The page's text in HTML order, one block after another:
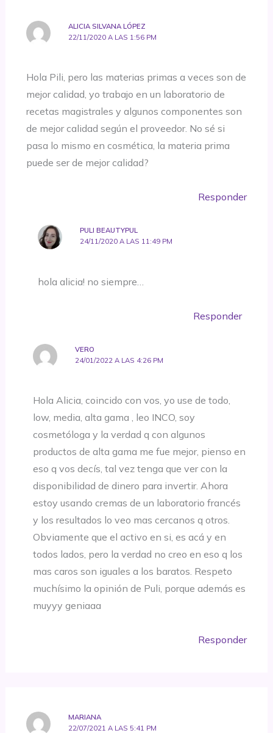
ALICIA SILVANA LÓPEZ
22/11/2020 A LAS 1:56 PM
Hola Pili, pero las materias primas a veces son de
mejor calidad, yo trabajo en un laboratorio de
recetas magistrales y algunos componentes son
de mejor calidad según el proveedor. No sé si
pasa lo mismo en cosmética, la materia prima
puede ser de mejor calidad?
Responder
PULI BEAUTYPUL
24/11/2020 A LAS 11:49 PM
hola alicia! no siempre…
Responder
VERO
24/01/2022 A LAS 4:26 PM
Hola Alicia, coincido con vos, yo use de todo,
low, media, alta gama , leo INCO, soy
cosmetóloga y la verdad q con algunos
productos de alta gama me fue mejor, pienso en
eso q vos decís, tal vez tenga que ver con la
disponibilidad de dinero para invertir. Ahora
estoy usando cremas de un laboratorio francés
y los resultados lo veo mas cercanos q otros.
Obviamente que el activo en si, es acá y en
todos lados, pero la verdad no creo en eso q los
mas caros son iguales a los baratos. Respeto
muchísimo la opinión de Puli, porque además es
muyyy geniaaa
Responder
MARIANA
22/07/2021 A LAS 5:41 PM